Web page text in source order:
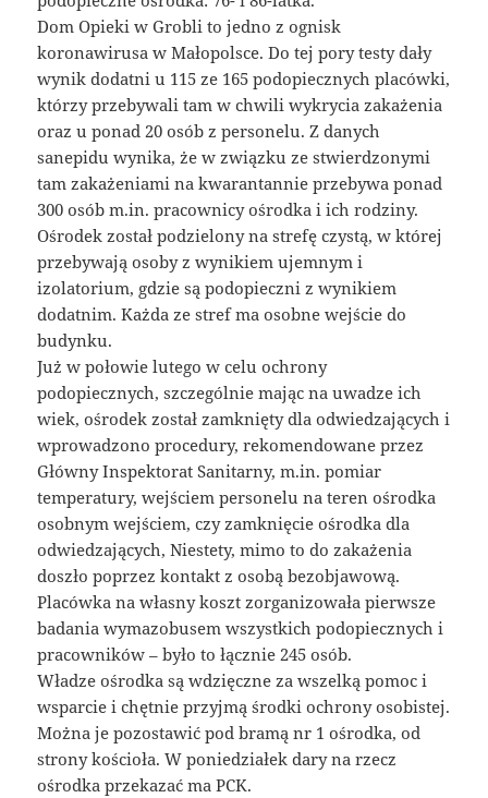
Dom Opieki w Grobli to jedno z ognisk
koronawirusa w Małopolsce. Do tej pory testy dały
wynik dodatni u 115 ze 165 podopiecznych placówki,
którzy przebywali tam w chwili wykrycia zakażenia
oraz u ponad 20 osób z personelu. Z danych
sanepidu wynika, że w związku ze stwierdzonymi
tam zakażeniami na kwarantannie przebywa ponad
300 osób m.in. pracownicy ośrodka i ich rodziny.
Ośrodek został podzielony na strefę czystą, w której
przebywają osoby z wynikiem ujemnym i
izolatorium, gdzie są podopieczni z wynikiem
dodatnim. Każda ze stref ma osobne wejście do
budynku.
Już w połowie lutego w celu ochrony
podopiecznych, szczególnie mając na uwadze ich
wiek, ośrodek został zamknięty dla odwiedzających i
wprowadzono procedury, rekomendowane przez
Główny Inspektorat Sanitarny, m.in. pomiar
temperatury, wejściem personelu na teren ośrodka
osobnym wejściem, czy zamknięcie ośrodka dla
odwiedzających, Niestety, mimo to do zakażenia
doszło poprzez kontakt z osobą bezobjawową.
Placówka na własny koszt zorganizowała pierwsze
badania wymazobusem wszystkich podopiecznych i
pracowników – było to łącznie 245 osób.
Władze ośrodka są wdzięczne za wszelką pomoc i
wsparcie i chętnie przyjmą środki ochrony osobistej.
Można je pozostawić pod bramą nr 1 ośrodka, od
strony kościoła. W poniedziałek dary na rzecz
ośrodka przekazać ma PCK.